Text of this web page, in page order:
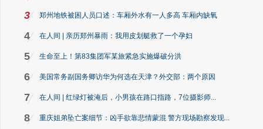
3 郑州地铁被困人员口述：车厢外水有一人多高 车厢内缺氧
4 在人间 | 亲历郑州暴雨：我用皮划艇救了一个孕妇
5 生命至上！第83集团军某旅紧急实施爆破分洪
6 美国常务副国务卿访华为何选在天津？外交部：两个原因
7 在人间 | 红绿灯被淹后，小男孩在路口指路，7位摄影师...
8 重庆姐弟坠亡案细节：凶手欲靠悲情蒙混 警方现场勘察发现...